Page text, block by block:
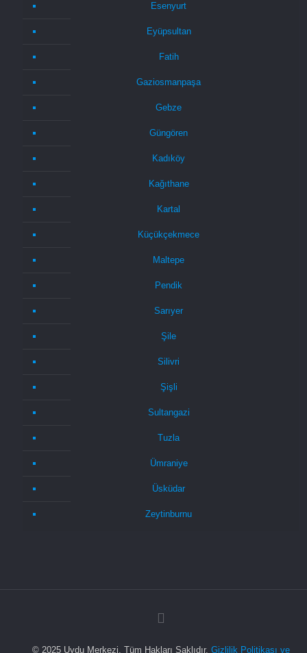
Esenyurt
Eyüpsultan
Fatih
Gaziosmanpaşa
Gebze
Güngören
Kadıköy
Kağıthane
Kartal
Küçükçekmece
Maltepe
Pendik
Sarıyer
Şile
Silivri
Şişli
Sultangazi
Tuzla
Ümraniye
Üsküdar
Zeytinburnu
© 2025 Uydu Merkezi. Tüm Hakları Saklıdır. Gizlilik Politikası ve